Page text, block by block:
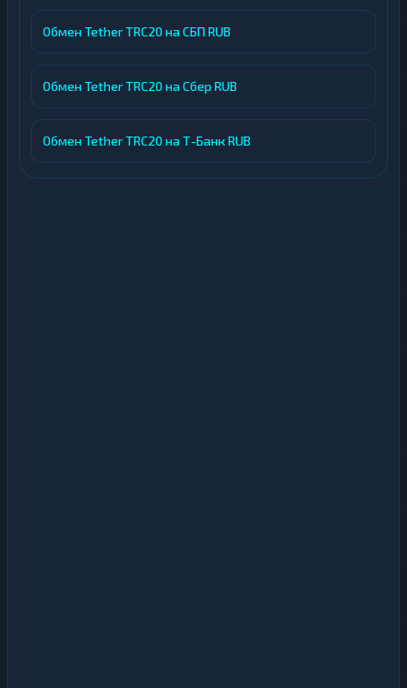
Обмен Tether TRC20 на СБП RUB
Обмен Tether TRC20 на Сбер RUB
Обмен Tether TRC20 на Т-Банк RUB